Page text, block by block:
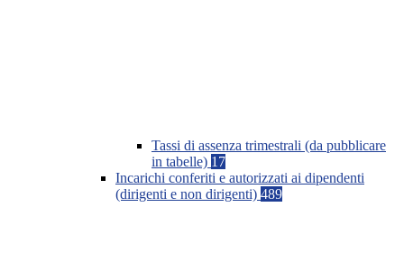
Tassi di assenza trimestrali (da pubblicare
in tabelle) 17
Incarichi conferiti e autorizzati ai dipendenti
(dirigenti e non dirigenti) 489